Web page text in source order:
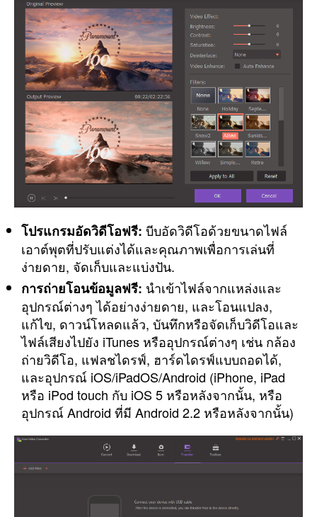
โปรแกรมอัดวิดีโอฟรี: บีบอัดวิดีโอด้วยขนาดไฟล์
เอาต์พุตที่ปรับแต่งได้และคุณภาพเพื่อการเล่นที่
ง่ายดาย, จัดเก็บและแบ่งปัน.
การถ่ายโอนข้อมูลฟรี: นำเข้าไฟล์จากแหล่งและ
อุปกรณ์ต่างๆ ได้อย่างง่ายดาย, และโอนแปลง,
แก้ไข, ดาวน์โหลดแล้ว, บันทึกหรือจัดเก็บวิดีโอและ
ไฟล์เสียงไปยัง iTunes หรืออุปกรณ์ต่างๆ เช่น กล้อง
ถ่ายวิดีโอ, แฟลชไดรฟ์, ฮาร์ดไดรฟ์แบบถอดได้,
และอุปกรณ์ iOS/iPadOS/Android (iPhone, iPad
หรือ iPod touch กับ iOS 5 หรือหลังจากนั้น, หรือ
อุปกรณ์ Android ที่มี Android 2.2 หรือหลังจากนั้น)